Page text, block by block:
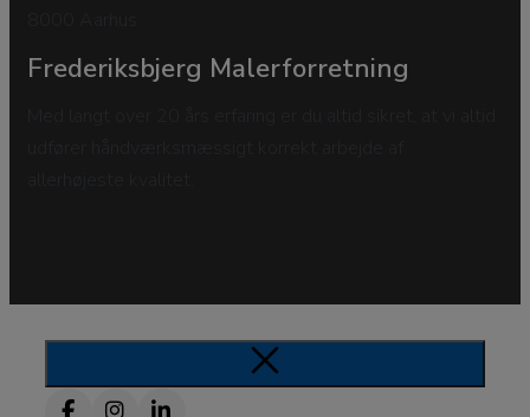
Frederiksbjerg Malerforretning